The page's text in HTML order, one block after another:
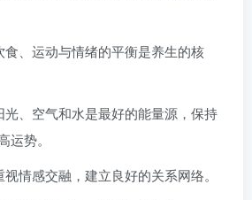
食、运动与情绪的平衡是养生的核
光、空气和水是最好的能量源，保持
运势。
视情感交融，建立良好的关系网络。